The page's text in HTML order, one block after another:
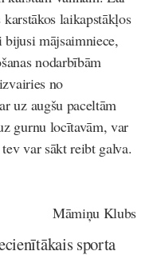
laikapstākļos
bijusi mājsaimniece,
nodarbībām
no
uz augšu paceltām
gurnu locītavām, var
var sākt reibt galva.
Māmiņu Klubs
sporta